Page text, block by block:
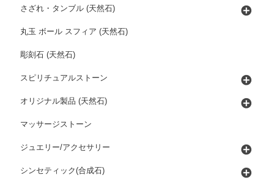
さざれ・タンブル (天然石)
丸玉 ボール スフィア (天然石)
彫刻石 (天然石)
スピリチュアルストーン
オリジナル製品 (天然石)
マッサージストーン
ジュエリー/アクセサリー
シンセティック(合成石)